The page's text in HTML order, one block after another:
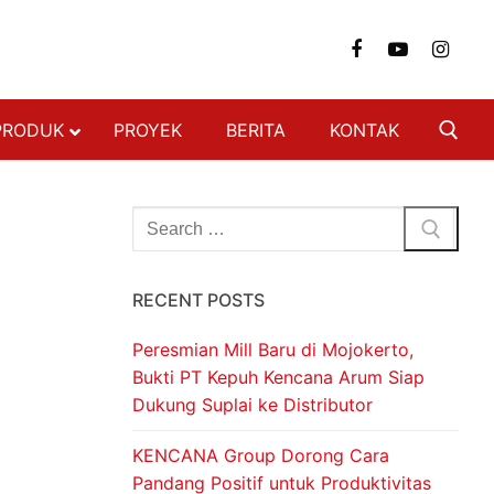
BAJA RINGAN
PROYEK BERITA KONTAK
RECENT POSTS
Peresmian Mill Baru di Mojokerto,
Bukti PT Kepuh Kencana Arum Siap
Dukung Suplai ke Distributor
KENCANA Group Dorong Cara
Pandang Positif untuk Produktivitas